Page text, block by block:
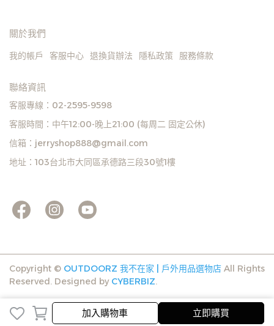
加入購物車 立即購買
關於我們
我的帳戶 客服中心 退換貨辦法 隱私政策 服務條款
聯絡資訊
客服專線：02-2595-9598
客服時間：中午12:00-晚上21:00 (每周二 固定公休)
信箱：jerryshop888@gmail.com
地址：103台北市大同區承德路三段30號1樓
Copyright © OUTDOORZ 我不在家 | 戶外用品選物店 All Rights
Reserved. Designed by CYBERBIZ.